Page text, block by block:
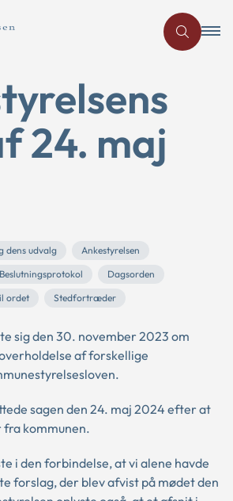
24. maj
dens udvalg
Ankestyrelsen
Beslutningsprotokol
Dagsorden
ordet Stedfortræder
sig den 30. november 2023 om
af forskellige
sagen den 24. maj 2024 efter at
fra kommunen.
i den forbindelse, at vi alene havde
forslag, der blev afvist på mødet den